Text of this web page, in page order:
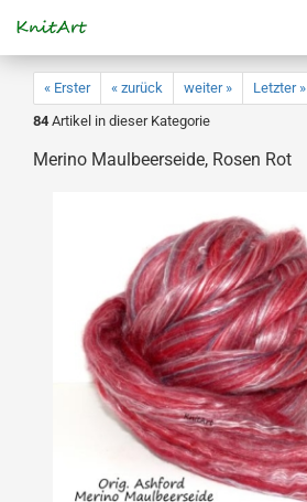
« Erster « zurück weiter »
Letzter »
84 Artikel in dieser Kategorie
Merino Maulbeerseide, Rosen Rot